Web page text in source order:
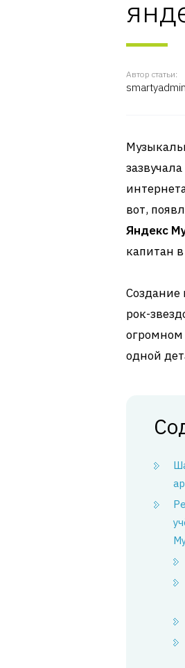
Автор статьи:
smartyadmin
вот,
Яндекс
капитан
Создание
рок-
огромном
одной